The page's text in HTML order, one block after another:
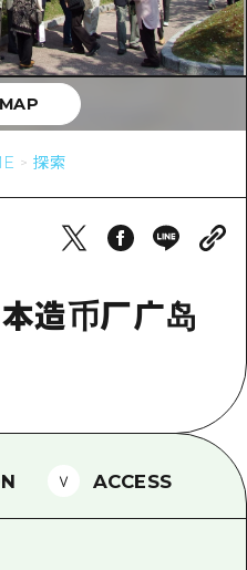
送服务
券
上网
探索
造币厂广岛
MAP
ACCESS